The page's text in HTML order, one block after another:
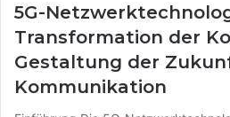
5G-
Transformation der
Gestaltung der
Kommunikation